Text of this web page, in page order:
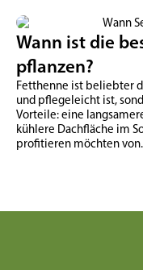
Wann ist die
pflanzen?
Fetthenne ist beliebter
und pflegeleicht ist,
Vorteile: eine
kühlere Dachfläche im
profitieren möchten